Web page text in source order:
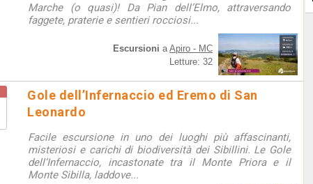
Marche (o quasi)! Da Pian dell’Elmo, attraversando
faggete, praterie e sentieri rocciosi...
Escursioni aApiro - MC
Letture: 32
Gole dell’Infernaccio ed Eremo di San
Leonardo
Facile escursione in uno dei luoghi più affascinanti,
misteriosi e carichi di biodiversità dei Sibillini. Le Gole
dell’Infernaccio, incastonate tra il Monte Priora e il
Monte Sibilla, laddove...